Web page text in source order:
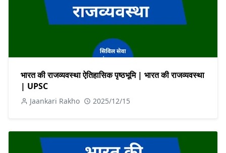
भारत की राजव्यवस्था ऐतिहासिक पृष्ठभूमि | भारत की राजव्यवस्था
| UPSC
Jaankari Rakho 2025/12/15